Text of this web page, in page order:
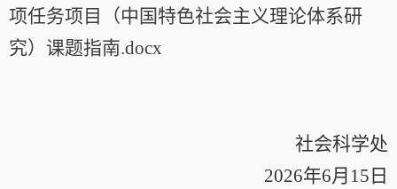
项任务项目（中国特色社会主义理论体系研
究）课题指南.docx
社会科学处
2026年6月 15 日